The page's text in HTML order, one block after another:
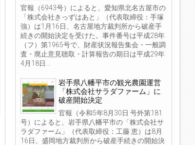
官報（6943号）によると、愛知県北名古屋市の
「株式会社きっずはあと」（代表取締役：手塚
強）は1月16日、名古屋地方裁判所から破産手
続きの開始決定を受けた。事件番号は平成28年
（フ）第1965号で、財産状況報告集会・一般調
査・廃止意見聴取・計算報告の期日は平成29年
4月18日...
岩手県八幡平市の観光農園運営
「株式会社サラダファーム」に
破産開始決定
官報（令和5年8月30日 号外第181
号）によると、岩手県八幡平市の「株式会社サ
ラダファーム」（代表取締役：工藤 恵）は8月
16日、盛岡地方裁判所から破産手続きの開始決